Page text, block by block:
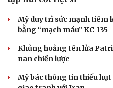
Doanh nghiệp
Thông tin doanh nghiệp
Doanh nhân
Mỹ duy trì sức mạnh tiêm
bằng “mạch máu” KC-135
Khủng hoảng tên lửa
nan chiến lược
Mỹ bác thông tin thiếu